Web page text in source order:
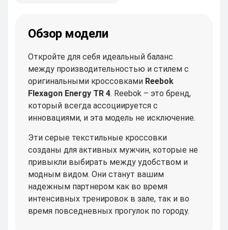
Обзор модели
Откройте для себя идеальный баланс
между производительностью и стилем с
оригинальными кроссовками Reebok
Flexagon Energy TR 4. Reebok – это бренд,
который всегда ассоциируется с
инновациями, и эта модель не исключение.
Эти серые текстильные кроссовки
созданы для активных мужчин, которые не
привыкли выбирать между удобством и
модным видом. Они станут вашим
надежным партнером как во время
интенсивных тренировок в зале, так и во
время повседневных прогулок по городу.